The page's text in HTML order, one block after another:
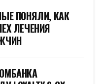
ПОНЯЛИ, КАК
ЛЕЧЕНИЯ